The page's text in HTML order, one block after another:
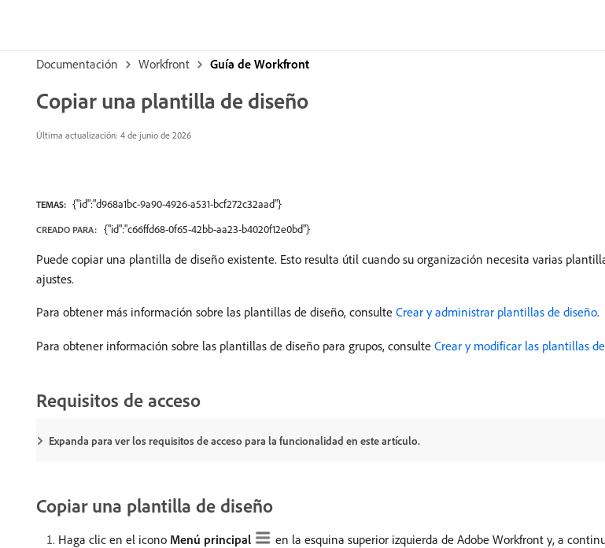
Documentación Workfront Guía de Workfront
Copiar una plantilla de diseño
Última actualización: 4 de junio de 2026
TEMAS: {"id":"d968a1bc-9a90-4926-a531-bcf272c32aad"}
CREADO PARA: {"id":"c66ffd68-0f65-42bb-aa23-b4020f12e0bd"}
Puede copiar una plantilla de diseño existente. Esto resulta útil cuando su organización necesita varias
ajustes.
Para obtener más información sobre las plantillas de diseño, consulte Crear y administrar plantillas de diseño.
Para obtener información sobre las plantillas de diseño para grupos, consulte Crear y modificar las plantillas
Requisitos de acceso
Expanda para ver los requisitos de acceso para la funcionalidad en este artículo.
Copiar una plantilla de diseño
Haga clic en el icono Menú principal en la esquina superior izquierda de Adobe Workfront y, a